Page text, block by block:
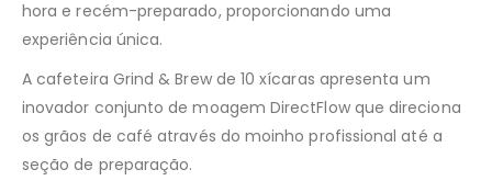
hora e recém-preparado, proporcionando uma
experiência única.
A cafeteira Grind & Brew de 10 xícaras apresenta um
inovador conjunto de moagem DirectFlow que direciona
os grãos de café através do moinho profissional até a
seção de preparação.